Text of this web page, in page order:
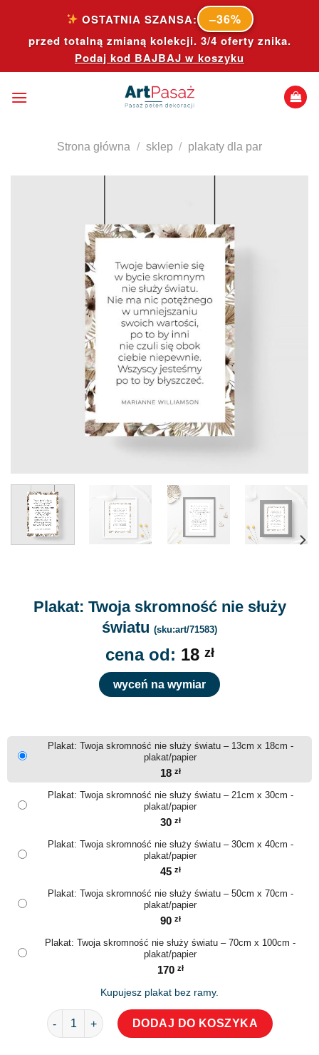
content
OSTATNIA SZANSA: –36%
przed totalną zmianą kolekcji. 3/4 oferty znika.
Podaj kod BAJBAJ w koszyku
Strona główna / sklep / plakaty dla par
Plakat: Twoja skromność nie służy
światu (sku:art/71583)
cena od: 18 zł
wyceń na wymiar
Plakat: Twoja skromność nie służy światu – 13cm x 18cm -
plakat/papier
18 zł
Plakat: Twoja skromność nie służy światu – 21cm x 30cm -
plakat/papier
30 zł
Plakat: Twoja skromność nie służy światu – 30cm x 40cm -
plakat/papier
45 zł
Plakat: Twoja skromność nie służy światu – 50cm x 70cm -
plakat/papier
90 zł
Plakat: Twoja skromność nie służy światu – 70cm x 100cm -
plakat/papier
170 zł
Kupujesz plakat bez ramy.
ilość Plakat: Twoja skromność nie służy światu
DODAJ DO KOSZYKA